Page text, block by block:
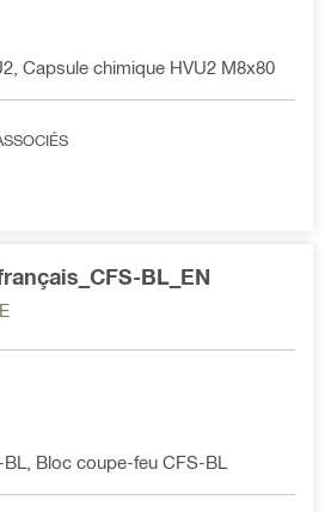
Capsule chimique HVU2 M8x80
BL_EN
Bloc coupe-feu CFS-BL